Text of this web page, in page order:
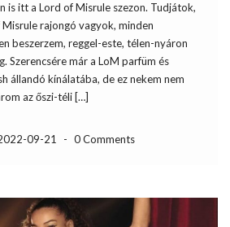
is itt a Lord of Misrule szezon. Tudjátok,
rajongó vagyok, minden
beszerzem, reggel-este, télen-nyáron
Szerencsére már a LoM parfüm és
állandó kínálatába, de ez nekem nem
az őszi-téli […]
09-21 - 0 Comments